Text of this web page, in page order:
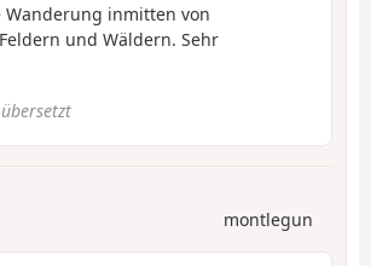
Wanderung inmitten von
und Wäldern. Sehr
montlegun